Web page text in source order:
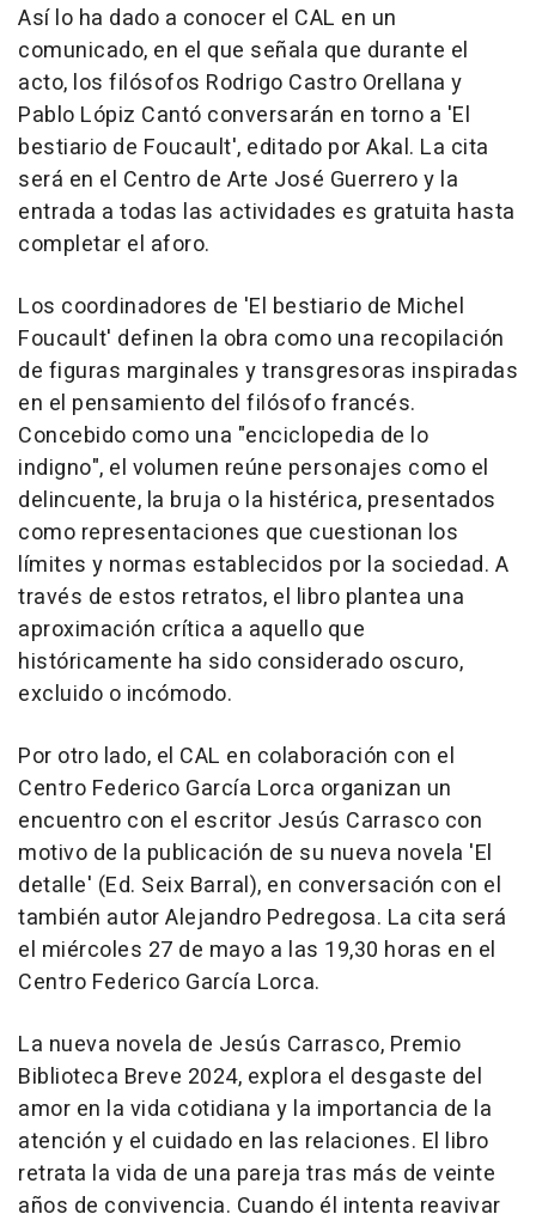
Así lo ha dado a conocer el CAL en un
comunicado, en el que señala que durante el
acto, los filósofos Rodrigo Castro Orellana y
Pablo Lópiz Cantó conversarán en torno a 'El
bestiario de Foucault', editado por Akal. La cita
será en el Centro de Arte José Guerrero y la
entrada a todas las actividades es gratuita hasta
completar el aforo.
Los coordinadores de 'El bestiario de Michel
Foucault' definen la obra como una recopilación
de figuras marginales y transgresoras inspiradas
en el pensamiento del filósofo francés.
Concebido como una "enciclopedia de lo
indigno", el volumen reúne personajes como el
delincuente, la bruja o la histérica, presentados
como representaciones que cuestionan los
límites y normas establecidos por la sociedad. A
través de estos retratos, el libro plantea una
aproximación crítica a aquello que
históricamente ha sido considerado oscuro,
excluido o incómodo.
Por otro lado, el CAL en colaboración con el
Centro Federico García Lorca organizan un
encuentro con el escritor Jesús Carrasco con
motivo de la publicación de su nueva novela 'El
detalle' (Ed. Seix Barral), en conversación con el
también autor Alejandro Pedregosa. La cita será
el miércoles 27 de mayo a las 19,30 horas en el
Centro Federico García Lorca.
La nueva novela de Jesús Carrasco, Premio
Biblioteca Breve 2024, explora el desgaste del
amor en la vida cotidiana y la importancia de la
atención y el cuidado en las relaciones. El libro
retrata la vida de una pareja tras más de veinte
años de convivencia. Cuando él intenta reavivar